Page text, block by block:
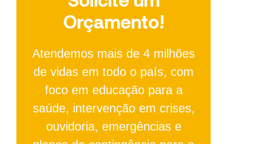
Orçamento!
Atendemos mais de 4 milhões
de vidas em todo o país, com
foco em educação para a
saúde, intervenção em crises,
ouvidoria, emergências e